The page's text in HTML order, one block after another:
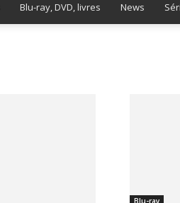
Blu-ray, DVD, livres News
Blu-ray